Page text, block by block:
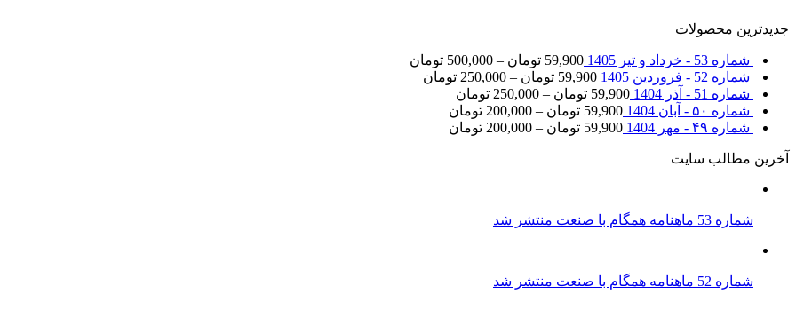
جدیدترین محصولات
شماره 53 - خرداد و تیر 1405 59,900 تومان –
500,000 تومان
شماره 52 - فروردین 1405
59,900 تومان –
250,000 تومان
شماره 51 - آذر 1404
59,900 تومان –
250,000 تومان
شماره ۵۰ - آبان 1404
59,900 تومان –
200,000 تومان
شماره ۴۹ - مهر 1404
59,900 تومان –
200,000 تومان
آخرین مطالب سایت
شماره 53 ماهنامه همگام با صنعت منتشر شد
شماره 52 ماهنامه همگام با صنعت منتشر شد